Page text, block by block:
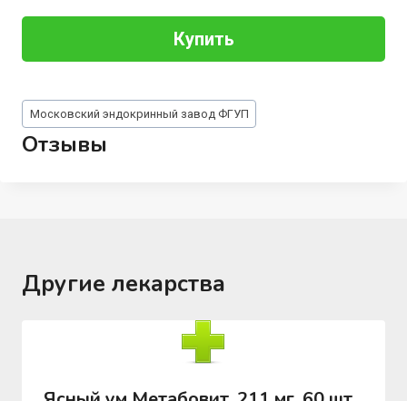
Купить
Метки
записи:
Московский эндокринный завод ФГУП
Отзывы
Другие лекарства